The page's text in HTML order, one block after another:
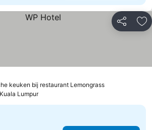
Delen
keuken bij restaurant Lemongrass
Kuala Lumpur